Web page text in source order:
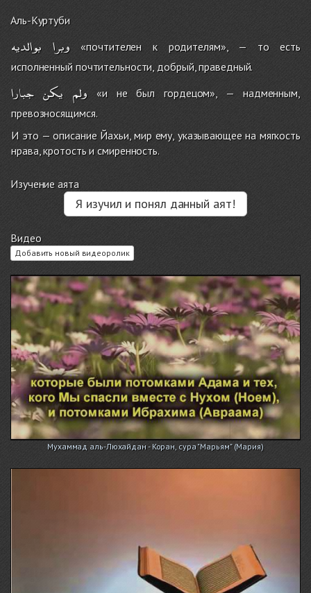
Аль-Куртуби
وبرا بوالديه
«почтителен к родителям», — то есть
исполненный почтительности, добрый, праведный.
ولم يكن جبارا
«и не был гордецом», — надменным,
превозносящимся.
И это — описание Йахьи, мир ему, указывающее на мягкость
нрава, кротость и смиренность.
Изучение аята
Я изучил и понял данный аят!
Видео
Добавить новый видеоролик
Мухаммад аль-Люхайдан - Коран, сура "Марьям" (Мария)